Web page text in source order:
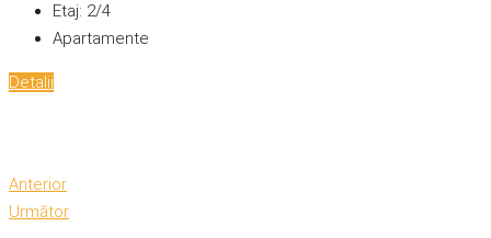
Etaj: 2/4
Apartamente
Detalii
Anterior
Următor